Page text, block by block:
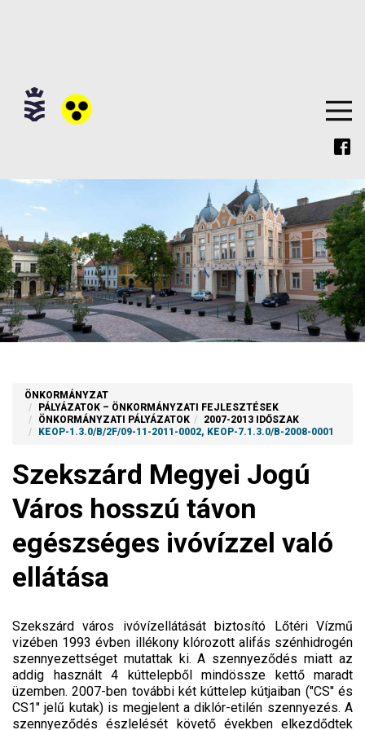
ÖNKORMÁNYZAT
PÁLYÁZATOK – ÖNKORMÁNYZATI FEJLESZTÉSEK
ÖNKORMÁNYZATI PÁLYÁZATOK
2007-2013 IDŐSZAK
KEOP-1.3.0/B/2F/09-11-2011-0002, KEOP-7.1.3.0/B-2008-0001
Szekszárd Megyei Jogú
Város hosszú távon
egészséges ivóvízzel való
ellátása
Szekszárd város ivóvízellátását biztosító Lőtéri Vízmű
vizében 1993 évben illékony klórozott alifás szénhidrogén
szennyezettséget mutattak ki. A szennyeződés miatt az
addig használt 4 kúttelepből mindössze kettő maradt
üzemben. 2007-ben további két kúttelep kútjaiban ("CS" és
CS1" jelű kutak) is megjelent a diklór-etilén szennyezés. A
szennyeződés észlelését követő években elkezdődtek